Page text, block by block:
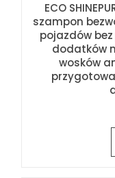
ECO
szampon
pojazdów
dodatków
wosków